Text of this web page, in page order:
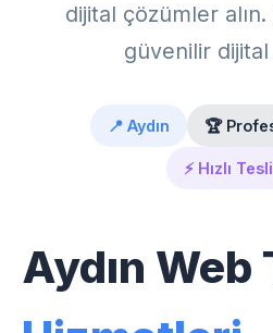
dijital çözümler
güvenilir
📍 Aydın 🏆
⚡ Hızlı
Aydın Web